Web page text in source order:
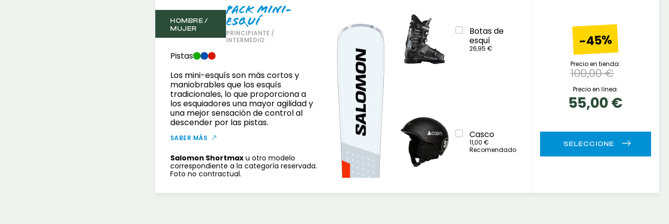
HOMBRE /
MUJER
Pack Mini-
esquí
PRINCIPIANTE /
INTERMEDIO
Pistas
Los mini-esquís son más cortos y
maniobrables que los esquís
tradicionales, lo que proporciona a
los esquiadores una mayor agilidad y
una mejor sensación de control al
descender por las pistas.
SABER MÁS
Salomon Shortmax u otro modelo
correspondiente a la categoría reservada.
Foto no contractual.
Botas de
esquí
26,95 €
Casco
11,00 €
Recomendado
-45%
Precio en tienda:
100,00 €
Precio en línea:
55,00 €